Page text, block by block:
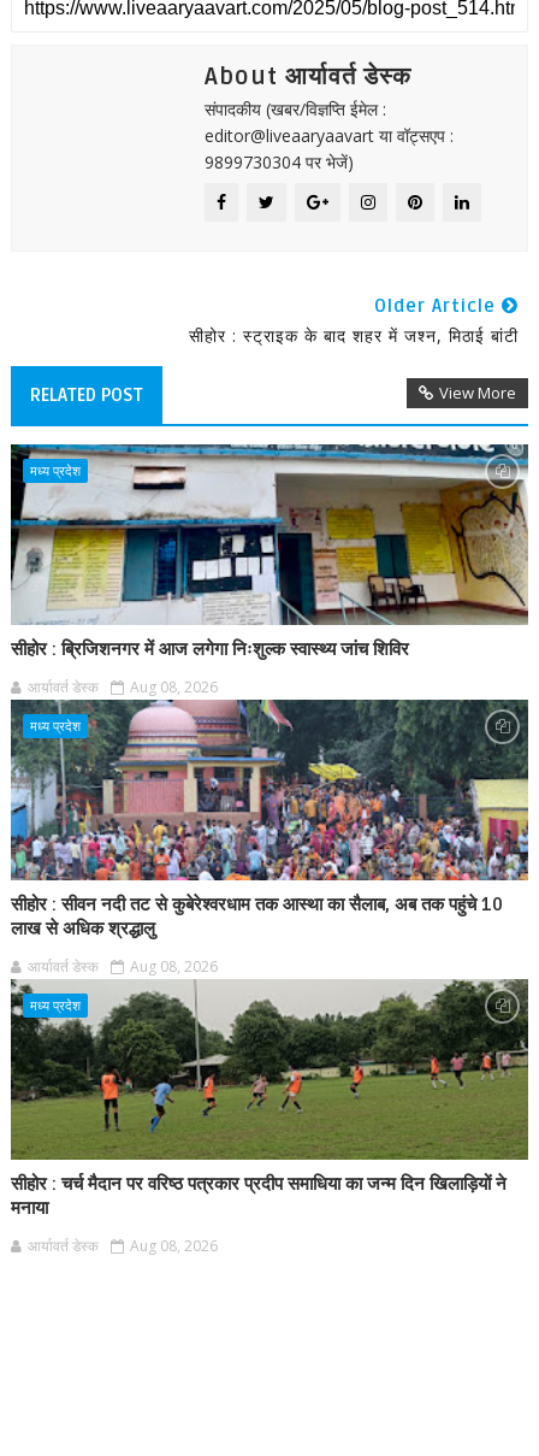
About आर्यावर्त डेस्क
संपादकीय (खबर/विज्ञप्ति ईमेल :
editor@liveaaryaavart या वॉट्सएप :
9899730304 पर भेजें)
Older Article
सीहोर : स्ट्राइक के बाद शहर में जश्न, मिठाई बांटी
RELATED POST View More
मध्य प्रदेश
सीहोर : ब्रिजिशनगर में आज लगेगा निःशुल्क स्वास्थ्य जांच शिविर
आर्यावर्त डेस्क Aug 08, 2026
मध्य प्रदेश
सीहोर : सीवन नदी तट से कुबेरेश्वरधाम तक आस्था का सैलाब, अब तक पहुंचे 10
लाख से अधिक श्रद्धालु
आर्यावर्त डेस्क Aug 08, 2026
मध्य प्रदेश
सीहोर : चर्च मैदान पर वरिष्ठ पत्रकार प्रदीप समाधिया का जन्म दिन खिलाड़ियों ने
मनाया
आर्यावर्त डेस्क Aug 08, 2026